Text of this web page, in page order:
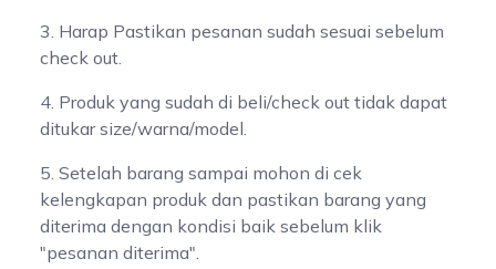
3. Harap Pastikan pesanan sudah sesuai sebelum
check out.
4. Produk yang sudah di beli/check out tidak dapat
ditukar size/warna/model.
5. Setelah barang sampai mohon di cek
kelengkapan produk dan pastikan barang yang
diterima dengan kondisi baik sebelum klik
"pesanan diterima".